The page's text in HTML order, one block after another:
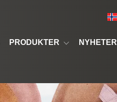
PRODUKTER NYHETER